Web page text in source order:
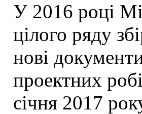
У 2016 році
цілого ряду
нові
проектних
січня 2017